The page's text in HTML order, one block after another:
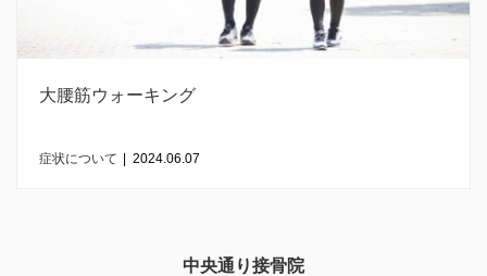
大腰筋ウォーキング
症状について | 2024.06.07
中央通り接骨院